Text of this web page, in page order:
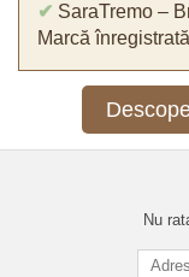
✔ SaraTremo –
Marcă
Nu